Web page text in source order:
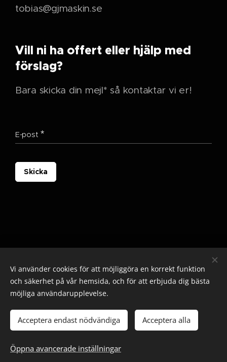
Lägg i kundvagnen
tobias@gjmaskin.se
Vill ni ha offert eller hjälp med
förslag?
Bara skicka din mejl* så kontaktar vi er!
E-post
Skicka
© 2025 Alla rättigheter reserverade
Cookies
Vi använder cookies för att möjliggöra en korrekt funktion
och säkerhet på vår hemsida, och för att erbjuda dig bästa
möjliga användarupplevelse.
Acceptera endast nödvändiga Acceptera alla
Öppna avancerade inställningar